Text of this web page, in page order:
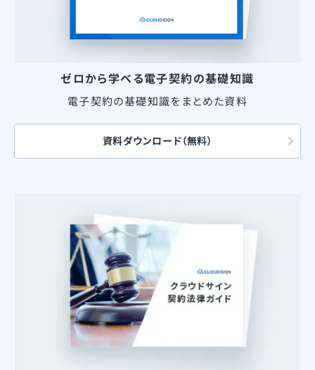
ゼロから学べる電子契約の基礎知識
電子契約の基礎知識をまとめた資料
資料ダウンロード（無料）